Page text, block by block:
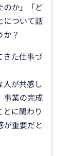
のか」「ど
について話
？
きた仕事づ
人が共感し
事業の完成
に関わり
が重要だと